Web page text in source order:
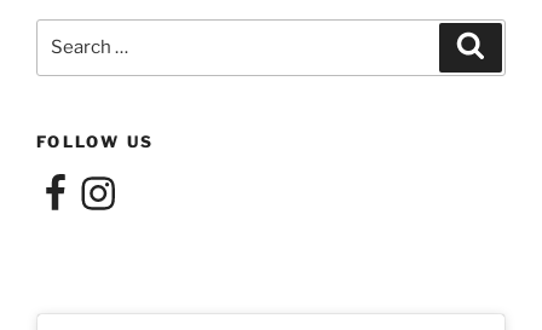
FOLLOW US
FacebookInstagram